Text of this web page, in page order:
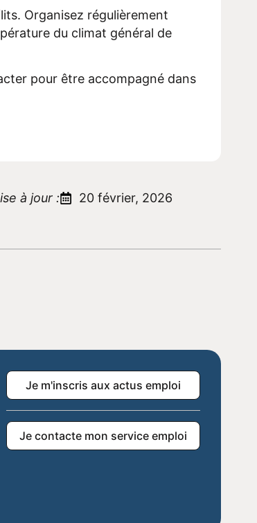
Organisez régulièrement
du climat général de
pour être accompagné dans
à jour : 20 février, 2026
Je m'inscris aux actus emploi
Je contacte mon service emploi